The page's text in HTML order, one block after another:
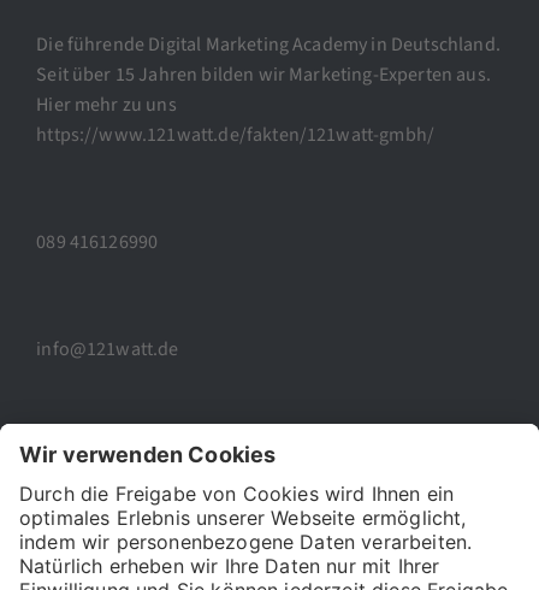
Die führende Digital Marketing Academy in Deutschland.
Seit über 15 Jahren bilden wir Marketing-Experten aus.
Hier mehr zu uns
https://www.121watt.de/fakten/121watt-gmbh/
089 416126990
info@121watt.de
München, Deutschland